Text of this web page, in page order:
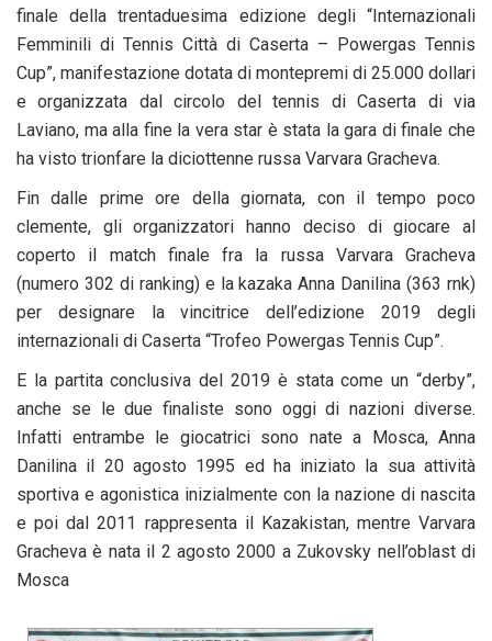
finale della trentaduesima edizione degli “Internazionali
Femminili di Tennis Città di Caserta – Powergas Tennis
Cup”, manifestazione dotata di montepremi di 25.000 dollari
e organizzata dal circolo del tennis di Caserta di via
Laviano, ma alla fine la vera star è stata la gara di finale che
ha visto trionfare la diciottenne russa Varvara Gracheva.
Fin dalle prime ore della giornata, con il tempo poco
clemente, gli organizzatori hanno deciso di giocare al
coperto il match finale fra la russa Varvara Gracheva
(numero 302 di ranking) e la kazaka Anna Danilina (363 rnk)
per designare la vincitrice dell’edizione 2019 degli
internazionali di Caserta “Trofeo Powergas Tennis Cup”.
E la partita conclusiva del 2019 è stata come un “derby”,
anche se le due finaliste sono oggi di nazioni diverse.
Infatti entrambe le giocatrici sono nate a Mosca, Anna
Danilina il 20 agosto 1995 ed ha iniziato la sua attività
sportiva e agonistica inizialmente con la nazione di nascita
e poi dal 2011 rappresenta il Kazakistan, mentre Varvara
Gracheva è nata il 2 agosto 2000 a Zukovsky nell’oblast di
Mosca